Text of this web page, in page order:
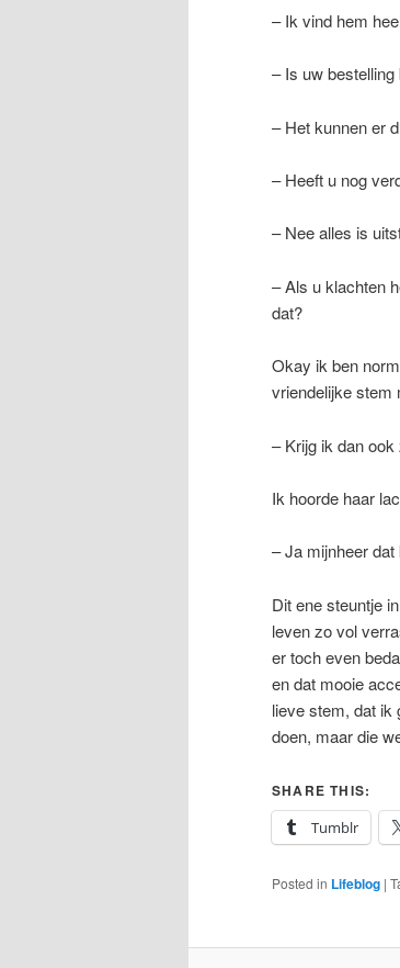
– Ik vind hem
– Is uw
– Het kunnen er
– Heeft u nog
– Nee alles is
– Als u klachten
dat?
Okay ik ben
vriendelijke stem
– Krijg ik dan ook
Ik hoorde haar
– Ja mijnheer dat
Dit ene steuntje
leven zo vol
er toch even
en dat mooie
lieve stem, dat ik
doen, maar die
SHARE THIS:
Tumblr
Posted in Lifeblog |